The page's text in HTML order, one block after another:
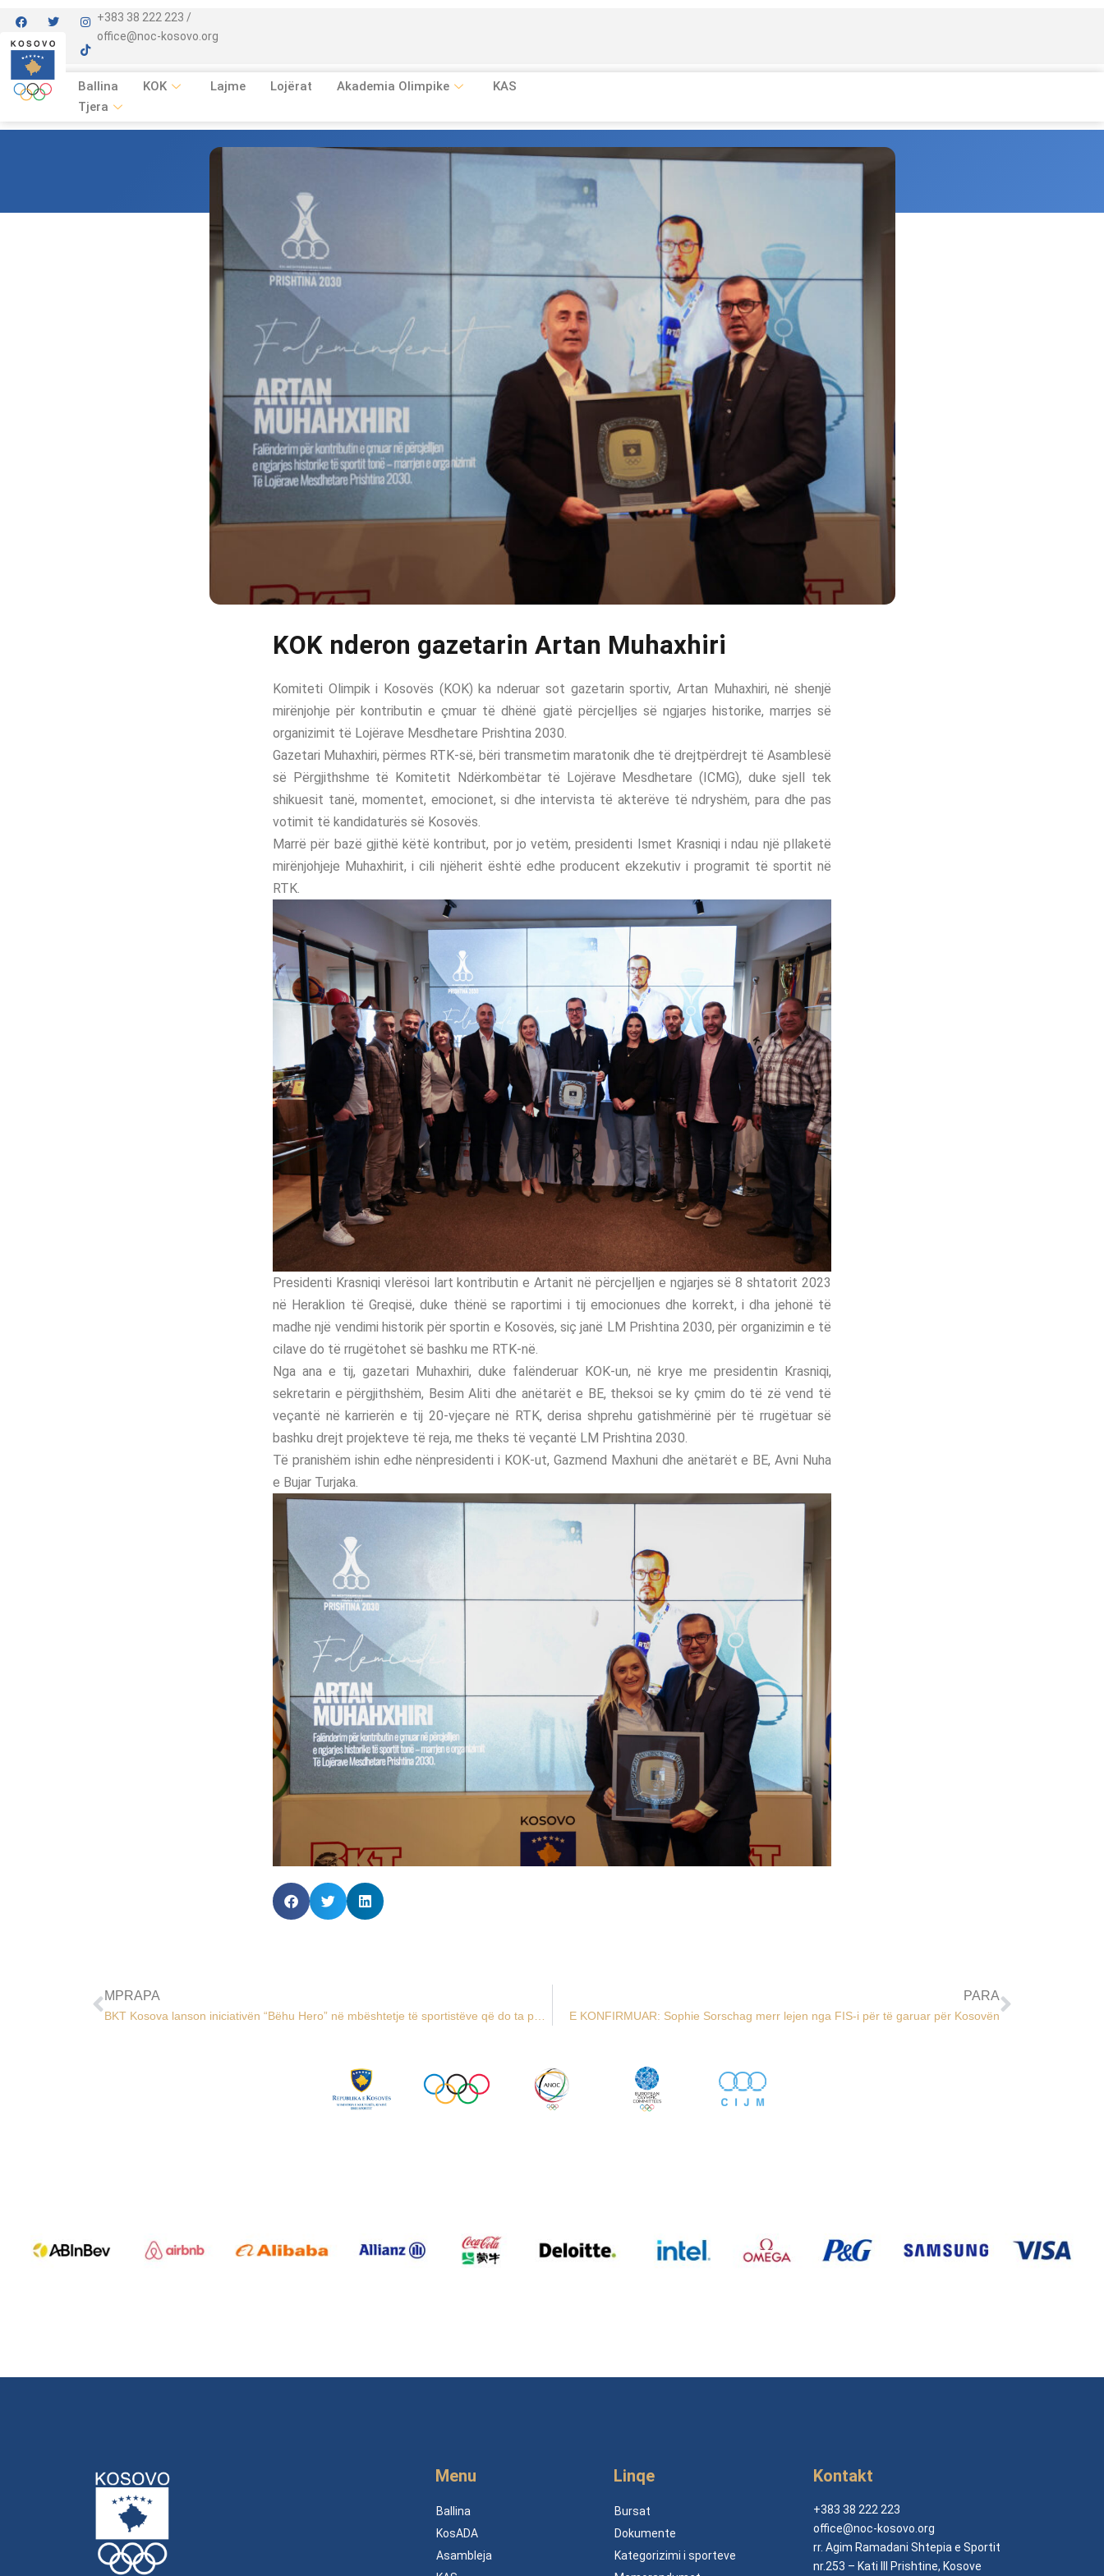
+383 38 222 223 /
office@noc-kosovo.org
Ballina KOK Lajme Lojërat Akademia Olimpike
KAS
Tjera
KOK nderon gazetarin Artan Muhaxhiri
Komiteti Olimpik i Kosovës (KOK) ka nderuar sot gazetarin sportiv, Artan Muhaxhiri, në shenjë
mirënjohje për kontributin e çmuar të dhënë gjatë përcjelljes së ngjarjes historike, marrjes së
organizimit të Lojërave Mesdhetare Prishtina 2030.
Gazetari Muhaxhiri, përmes RTK-së, bëri transmetim maratonik dhe të drejtpërdrejt të Asamblesë
së Përgjithshme të Komitetit Ndërkombëtar të Lojërave Mesdhetare (ICMG), duke sjell tek
shikuesit tanë, momentet, emocionet, si dhe intervista të akterëve të ndryshëm, para dhe pas
votimit të kandidaturës së Kosovës.
Marrë për bazë gjithë këtë kontribut, por jo vetëm, presidenti Ismet Krasniqi i ndau një pllaketë
mirënjohjeje Muhaxhirit, i cili njëherit është edhe producent ekzekutiv i programit të sportit në
RTK.
Presidenti Krasniqi vlerësoi lart kontributin e Artanit në përcjelljen e ngjarjes së 8 shtatorit 2023
në Heraklion të Greqisë, duke thënë se raportimi i tij emocionues dhe korrekt, i dha jehonë të
madhe një vendimi historik për sportin e Kosovës, siç janë LM Prishtina 2030, për organizimin e të
cilave do të rrugëtohet së bashku me RTK-në.
Nga ana e tij, gazetari Muhaxhiri, duke falënderuar KOK-un, në krye me presidentin Krasniqi,
sekretarin e përgjithshëm, Besim Aliti dhe anëtarët e BE, theksoi se ky çmim do të zë vend të
veçantë në karrierën e tij 20-vjeçare në RTK, derisa shprehu gatishmërinë për të rrugëtuar së
bashku drejt projekteve të reja, me theks të veçantë LM Prishtina 2030.
Të pranishëm ishin edhe nënpresidenti i KOK-ut, Gazmend Maxhuni dhe anëtarët e BE, Avni Nuha
e Bujar Turjaka.
MPRAPA PARA
E KONFIRMUAR: Sophie Sorschag merr lejen nga FIS-i për të garuar për Kosovën
Menu
Ballina
KosADA
Asambleja
Linqe
Bursat
Dokumente
Kategorizimi i sporteve
Kontakt
+383 38 222 223
office@noc-kosovo.org
rr. Agim Ramadani Shtepia e Sportit
nr.253 – Kati III Prishtine, Kosove